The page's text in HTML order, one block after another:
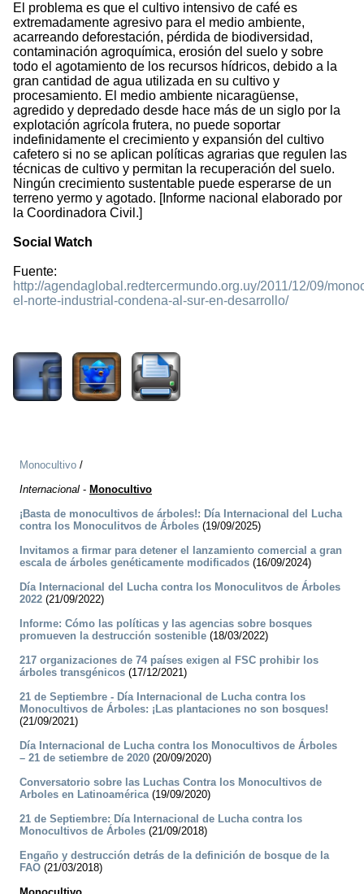
El problema es que el cultivo intensivo de café es
extremadamente agresivo para el medio ambiente,
acarreando deforestación, pérdida de biodiversidad,
contaminación agroquímica, erosión del suelo y sobre
todo el agotamiento de los recursos hídricos, debido a la
gran cantidad de agua utilizada en su cultivo y
procesamiento. El medio ambiente nicaragüense,
agredido y depredado desde hace más de un siglo por la
explotación agrícola frutera, no puede soportar
indefinidamente el crecimiento y expansión del cultivo
cafetero si no se aplican políticas agrarias que regulen las
técnicas de cultivo y permitan la recuperación del suelo.
Ningún crecimiento sustentable puede esperarse de un
terreno yermo y agotado. [Informe nacional elaborado por
la Coordinadora Civil.]
Social Watch
Fuente:
http://agendaglobal.redtercermundo.org.uy/2011/12/09/
el-norte-industrial-condena-al-sur-en-desarrollo/
Monocultivo /
Internacional - Monocultivo
¡Basta de monocultivos de árboles!: Día Internacional del Lucha
contra los Monoculitvos de Árboles (19/09/2025)
Invitamos a firmar para detener el lanzamiento comercial a gran
escala de árboles genéticamente modificados (16/09/2024)
Día Internacional del Lucha contra los Monoculitvos de Árboles
2022 (21/09/2022)
Informe: Cómo las políticas y las agencias sobre bosques
promueven la destrucción sostenible (18/03/2022)
217 organizaciones de 74 países exigen al FSC prohibir los
árboles transgénicos (17/12/2021)
21 de Septiembre - Día Internacional de Lucha contra los
Monocultivos de Árboles: ¡Las plantaciones no son bosques!
(21/09/2021)
Día Internacional de Lucha contra los Monocultivos de Árboles
– 21 de setiembre de 2020 (20/09/2020)
Conversatorio sobre las Luchas Contra los Monocultivos de
Arboles en Latinoamérica(19/09/2020)
21 de Septiembre: Día Internacional de Lucha contra los
Monocultivos de Árboles (21/09/2018)
Engaño y destrucción detrás de la definición de bosque de la
FAO (21/03/2018)